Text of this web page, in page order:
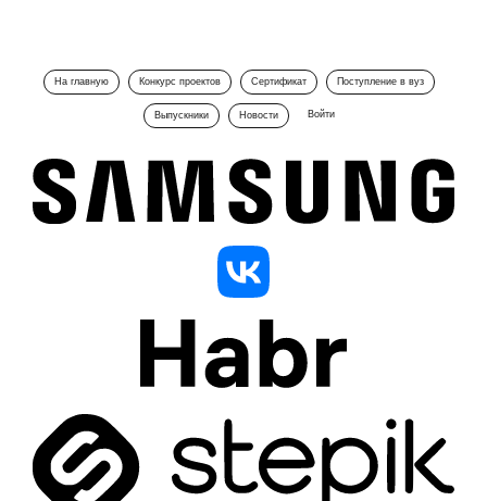
На главную Конкурс проектов Сертификат Поступление в вуз
Выпускники Новости Войти